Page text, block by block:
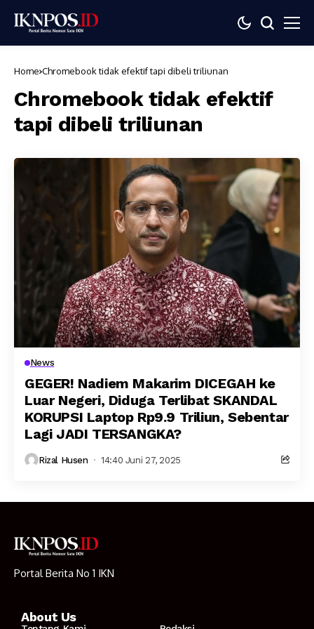
Home Chromebook tidak efektif tapi dibeli triliunan
Chromebook tidak efektif
tapi dibeli triliunan
News
GEGER! Nadiem Makarim DICEGAH ke
Luar Negeri, Diduga Terlibat SKANDAL
KORUPSI Laptop Rp9.9 Triliun, Sebentar
Lagi JADI TERSANGKA?
Rizal Husen 14:40 Juni 27, 2025
Portal Berita No 1 IKN
About Us